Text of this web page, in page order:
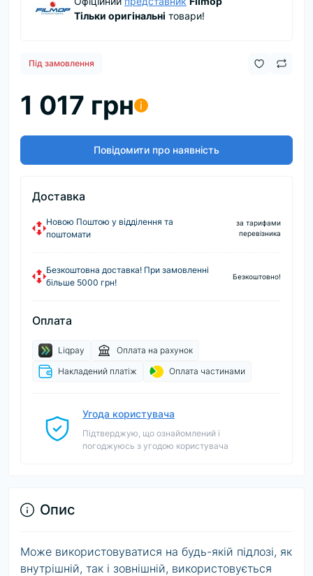
Тільки оригінальні товари!
Під замовлення
i
1 017 грн
Повідомити про наявність
Доставка
Новою Поштою у відділення та
поштомати
за тарифами
перевізника
Безкоштовна доставка! При замовленні
більше 5000 грн!
Безкоштовно!
Оплата
Liqpay
Оплата на рахунок
Накладений платіж
Оплата частинами
Угода користувача
Підтверджую, що ознайомлений і
погоджуюсь з угодою користувача
Опис
Може використовуватися на будь-якій підлозі, як
внутрішній, так і зовнішній, використовується